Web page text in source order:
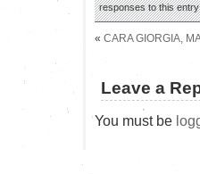
responses to this
« CARA GIORGIA,
Leave a
You must be